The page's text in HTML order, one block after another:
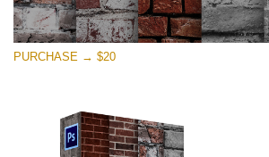
Download Gratuito
PURCHASE → $20